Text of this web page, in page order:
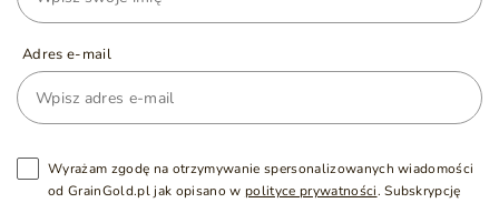
Adres e-mail
Wyrażam zgodę na otrzymywanie spersonalizowanych wiadomości
od GrainGold.pl jak opisano w polityce prywatności. Subskrypcję